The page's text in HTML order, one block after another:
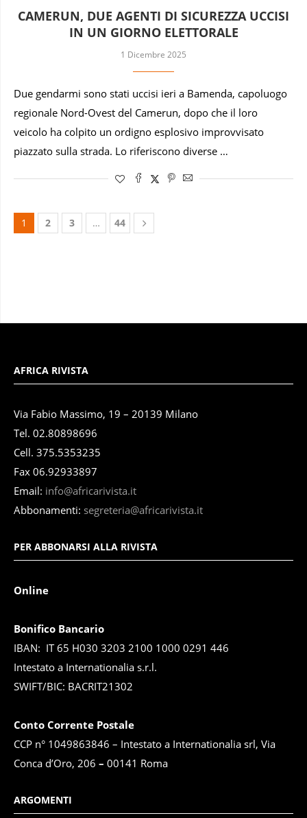
CAMERUN, DUE AGENTI DI SICUREZZA UCCISI
IN UN GIORNO ELETTORALE
1 Dicembre 2025
Due gendarmi sono stati uccisi ieri a Bamenda, capoluogo
regionale Nord-Ovest del Camerun, dopo che il loro
veicolo ha colpito un ordigno esplosivo improvvisato
piazzato sulla strada. Lo riferiscono diverse …
1 2 3 … 44
AFRICA RIVISTA
Via Fabio Massimo, 19 – 20139 Milano
Tel. 02.80898696
Cell. 375.5353235
Fax 06.92933897
Email: info@africarivista.it
Abbonamenti: segreteria@africarivista.it
PER ABBONARSI ALLA RIVISTA
Online
Bonifico Bancario
IBAN: IT 65 H030 3203 2100 1000 0291 446
Intestato a Internationalia s.r.l.
SWIFT/BIC: BACRIT21302
Conto Corrente Postale
CCP n° 1049863846 – Intestato a Internationalia srl, Via
Conca d’Oro, 206 – 00141 Roma
ARGOMENTI